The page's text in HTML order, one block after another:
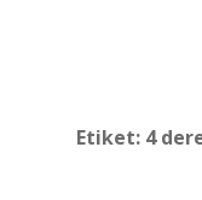
Etiket: 4